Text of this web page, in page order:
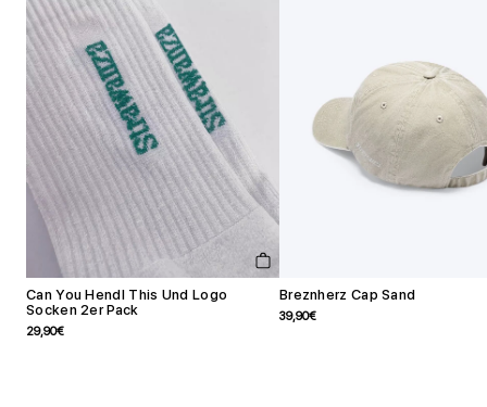
Schnellansicht
Can You Hendl This Und Logo
Socken 2er Pack
Angebotspreis
29,90€
Breznherz Cap Sand
Angebotspreis
39,90€